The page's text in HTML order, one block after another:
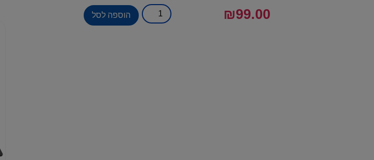
₪99.00 הוספה לסל